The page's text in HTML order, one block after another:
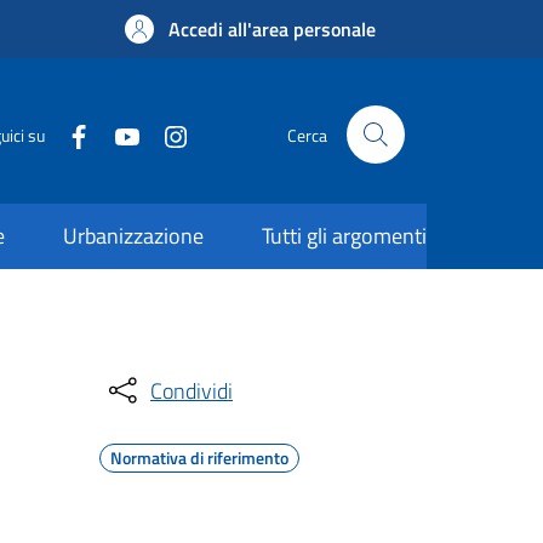
Accedi all'area personale
su Cerca
Urbanizzazione Tutti gli argomenti
Condividi
Normativa di riferimento